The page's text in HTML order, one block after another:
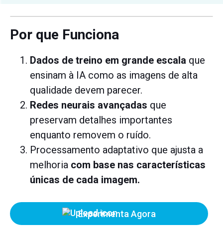
Por que Funciona
Dados de treino em grande escala que
ensinam à IA como as imagens de alta
qualidade devem parecer.
Redes neurais avançadas que
preservam detalhes importantes
enquanto removem o ruído.
Processamento adaptativo que ajusta a
melhoria com base nas características
únicas de cada imagem.
Experimenta Agora